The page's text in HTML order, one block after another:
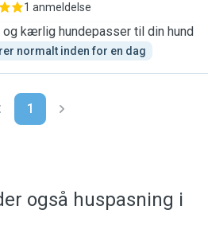
1 anmeldelse
og kærlig hundepasser til din hund
normalt inden for en dag
1
også huspasning i